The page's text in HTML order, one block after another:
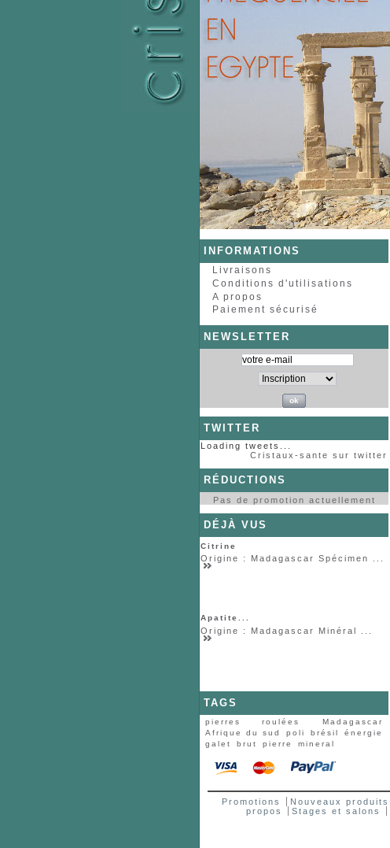
INFORMATIONS
Livraisons
Conditions d'utilisations
A propos
Paiement sécurisé
NEWSLETTER
TWITTER
Loading tweets...
Cristaux-sante sur twitter
RÉDUCTIONS
Pas de promotion actuellement
DÉJÀ VUS
Citrine
Origine : Madagascar Spécimen ...
Apatite...
Origine : Madagascar Minéral ...
TAGS
pierres roulées
Madagascar
Afrique du sud
poli brésil
énergie
galet
brut pierre mineral
Promotions Nouveaux produits
propos
Stages et salons